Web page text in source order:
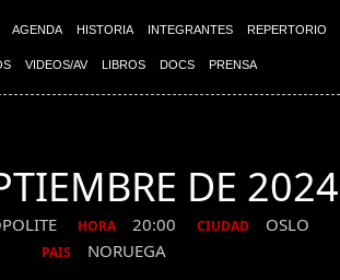
AGENDA HISTORIA INTEGRANTES REPERTORIO
VIDEOS/AV LIBROS DOCS PRENSA
DE 2024
HORA 20:00 CIUDAD OSLO
PAIS NORUEGA